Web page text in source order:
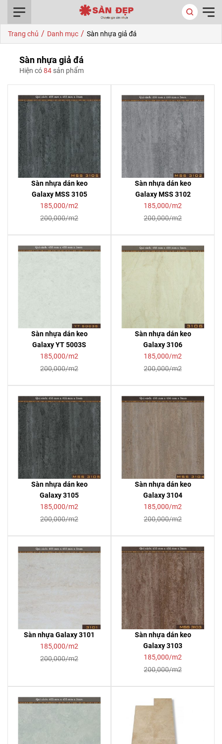
Trang chủ / Danh mục / Sàn nhựa giả đá
Sàn nhựa giả đá
Hiện có84 sản phẩm
Sàn nhựa dán keo
Galaxy MSS 3105
185,000/m2
200,000/m2
Sàn nhựa dán keo
Galaxy MSS 3102
185,000/m2
200,000/m2
Sàn nhựa dán keo
Galaxy YT 5003S
185,000/m2
200,000/m2
Sàn nhựa dán keo
Galaxy 3106
185,000/m2
200,000/m2
Sàn nhựa dán keo
Galaxy 3105
185,000/m2
200,000/m2
Sàn nhựa dán keo
Galaxy 3104
185,000/m2
200,000/m2
Sàn nhựa Galaxy 3101
185,000/m2
200,000/m2
Sàn nhựa dán keo
Galaxy 3103
185,000/m2
200,000/m2